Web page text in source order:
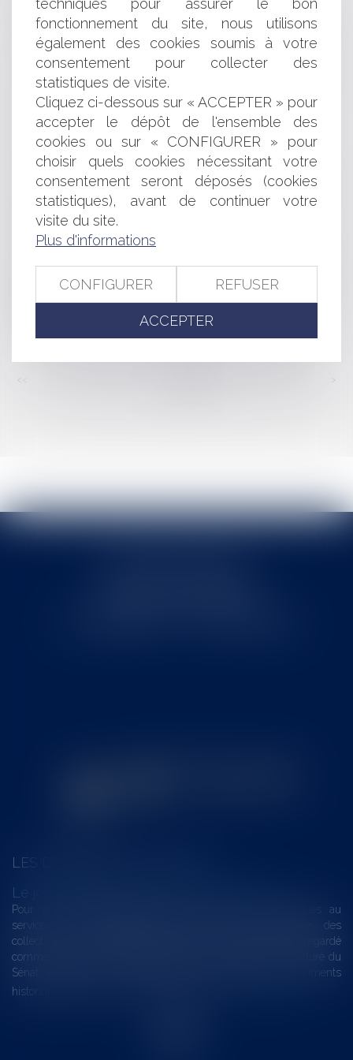
CONCURRENCE
PARUTION DU LIVRET DE PRÉPARATION AU MARIAGE
CIVIL
SERVICE EN LIGNE DE PARTAGE VIDÉOS DE
YOUTUBE: TF1 PERD CONTRE YOUTUBE
ETABLISSEMENT PUBLIC ET PUBLICITÉ DES
RÈGLEMENTS
RESPONSABILITÉ CIVILE PROFESSIONNELLE
L'ACCOUCHEMENT SOUS X DÉCLARÉ CONFORME À
LA CONSTITUTION
SALARIÉS PROTÉGÉS : CONFIDENTIALITÉ DES APPELS
TÉLÉPHONIQUES
CONDAMNATION PAR LA CJUE DU RÉGIME FISCAL
FRANÇAIS DES OPCVM
PARTENARIATS À L'ATTENTION DES COLLECTIVITÉS
TERRITORIALES
CONSEIL DE DISCIPLINE ET DU JUGE DES RÉFÉRÉS
LES DERNIÈRES ACTUALITÉS
Le joug léger des monuments historiques
Pour une gestion patrimoniale des monuments historiques au
service du développement économique et touristique des
collectivités Le monument historique a longtemps été regardé
comme une charge. Le rapport que la commission de la culture du
Sénat a consacré, en juillet 2026, à la gestion des monuments
historiques invite à y voir aussi une ressour...
fonctionnement du site, nous utilisons
également des cookies soumis à votre
consentement pour collecter des
statistiques de visite.
Cliquez ci-dessous sur « ACCEPTER » pour
accepter le dépôt de l'ensemble des
cookies ou sur « CONFIGURER » pour
choisir quels cookies nécessitant votre
consentement seront déposés (cookies
statistiques), avant de continuer votre
visite du site.
Plus d'informations
CONFIGURER REFUSER
ACCEPTER